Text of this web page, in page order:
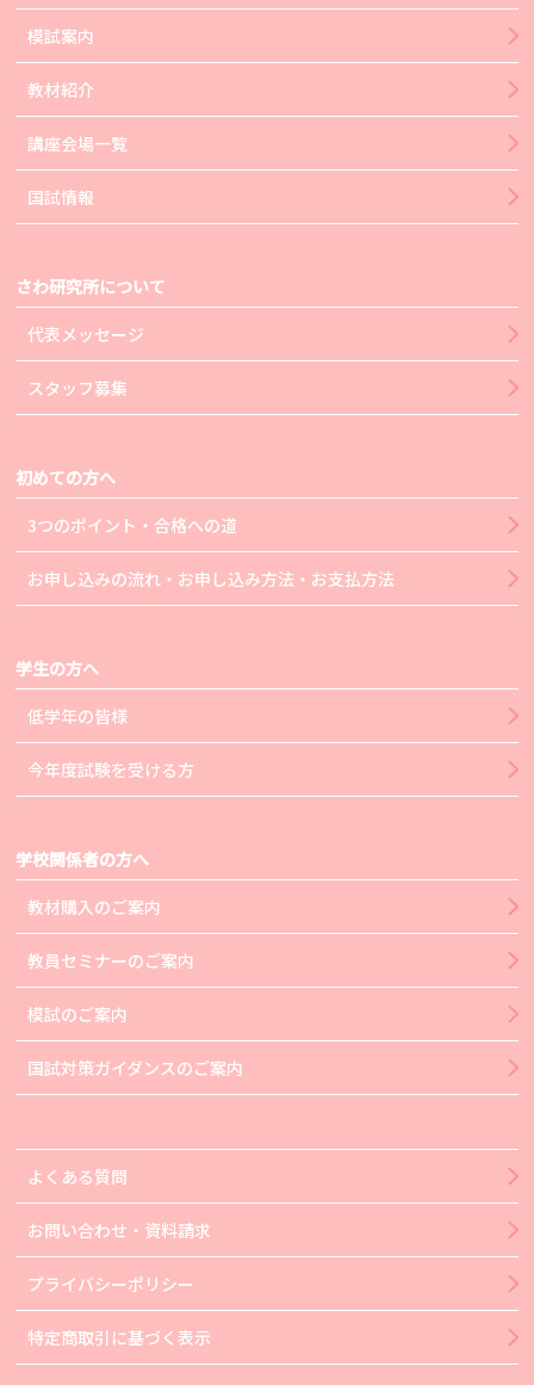
模試案内
教材紹介
講座会場一覧
国試情報
さわ研究所について
代表メッセージ
スタッフ募集
初めての方へ
3つのポイント・合格への道
お申し込みの流れ・お申し込み方法・お支払方法
学生の方へ
低学年の皆様
今年度試験を受ける方
学校関係者の方へ
教材購入のご案内
教員セミナーのご案内
模試のご案内
国試対策ガイダンスのご案内
よくある質問
お問い合わせ・資料請求
プライバシーポリシー
特定商取引に基づく表示